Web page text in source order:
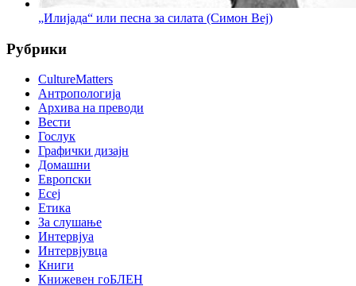
„Илијада“ или песна за силата (Симон Веј)
Рубрики
CultureMatters
Антропологија
Архива на преводи
Вести
Гослук
Графички дизајн
Домашни
Европски
Есеј
Етика
За слушање
Интервјуа
Интервјувца
Книги
Книжевен гоБЛЕН